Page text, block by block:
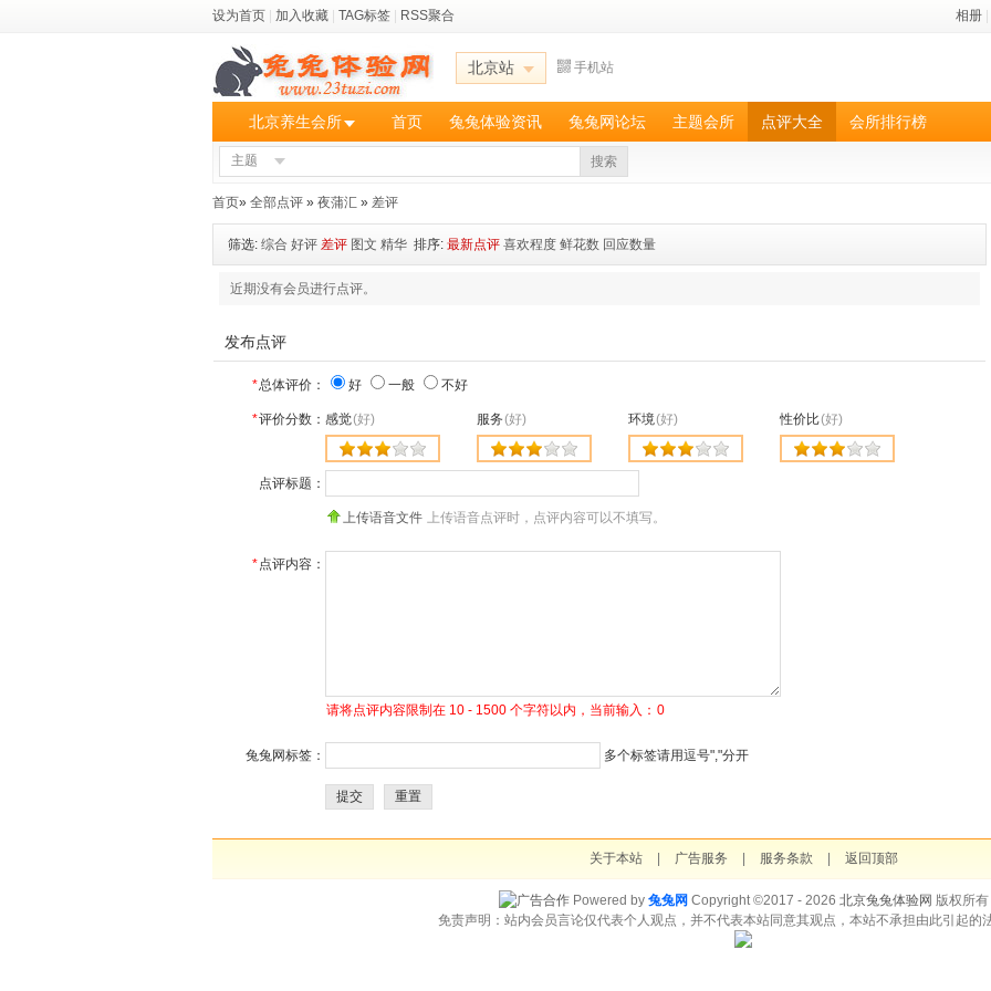
设为首页 加入收藏 TAG标签 RSS聚合 相册
北京站 手机站
北京养生会所 首页 兔兔体验资讯 兔兔网论坛 主题会所 点评大全 会所排行榜
主题 搜索
首页» 全部点评 » 夜蒲汇 » 差评
筛选: 综合 好评 差评 图文 精华 排序: 最新点评 喜欢程度 鲜花数 回应数量
近期没有会员进行点评。
发布点评
*总体评价： 好 一般 不好
*评价分数： 感觉(好) 服务(好) 环境(好) 性价比(好)
点评标题：
上传语音文件 上传语音点评时，点评内容可以不填写。
*点评内容：
请将点评内容限制在 10 - 1500 个字符以内，当前输入： 0
兔兔网标签： 多个标签请用逗号","分开
提交 重置
关于本站 广告服务 服务条款 返回顶部
Powered by 兔兔网 Copyright ©2017 - 2026 北京兔兔体验网 版权所有
免责声明：站内会员言论仅代表个人观点，并不代表本站同意其观点，本站不承担由此引起的